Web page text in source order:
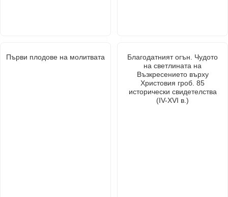
Първи плодове на молитвата
Благодатният огън. Чудото
на светлината на
Възкресението върху
Христовия гроб. 85
исторически свидетелства
(IV-XVI в.)